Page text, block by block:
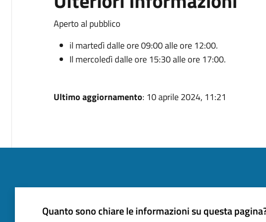
Aperto al pubblico
il martedì dalle ore 09:00 alle ore 12:00.
Il mercoledì dalle ore 15:30 alle ore 17:00.
Ultimo aggiornamento: 10 aprile 2024, 11:21
Quanto sono chiare le informazioni su questa